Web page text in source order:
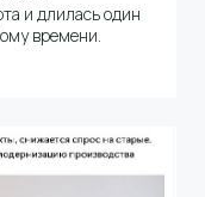
и длилась один
времени.